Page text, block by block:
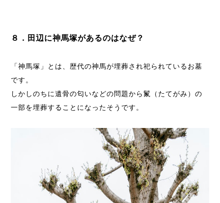
８．田辺に神馬塚があるのはなぜ？
「神馬塚」とは、歴代の神馬が埋葬され祀られているお墓
です。
しかしのちに遺骨の匂いなどの問題から鬣（たてがみ）の
一部を埋葬することになったそうです。